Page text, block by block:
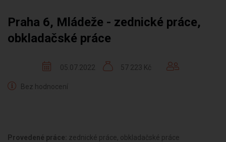
Praha 6, Mládeže - zednické práce,
obkladačské práce
05.07.2022 57 223 Kč
Bez hodnocení
Provedené práce: zednické práce, obkladačské práce